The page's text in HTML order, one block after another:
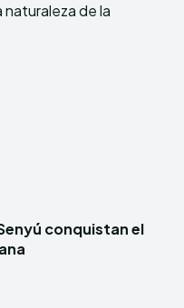
de la
conquistan el